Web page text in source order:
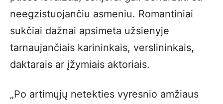
neegzistuojančiu asmeniu. Romantiniai
sukčiai dažnai apsimeta užsienyje
tarnaujančiais karininkais, verslininkais,
daktarais ar įžymiais aktoriais.
„Po artimųjų netekties vyresnio amžiaus